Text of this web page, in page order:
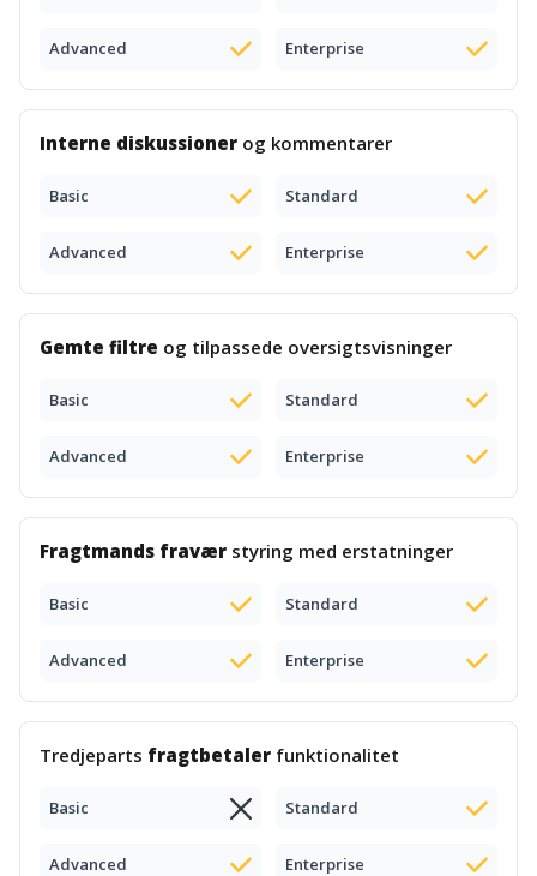
Advanced Enterprise
Interne diskussioner og kommentarer
Basic Standard
Advanced Enterprise
Gemte filtre og tilpassede oversigtsvisninger
Basic Standard
Advanced Enterprise
Fragtmands fravær styring med erstatninger
Basic Standard
Advanced Enterprise
Tredjeparts fragtbetaler funktionalitet
Basic Standard
Advanced Enterprise